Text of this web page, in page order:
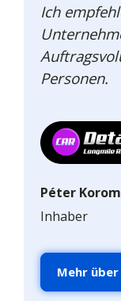
Ich
Personen.
Péter Korom
Inhaber
Mehr